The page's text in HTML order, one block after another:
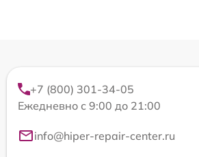
+7 (800) 301-34-05
Ежедневно с 9:00 до 21:00
info@hiper-repair-center.ru